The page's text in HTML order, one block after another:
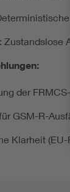
der
GSM-R-
Klarheit